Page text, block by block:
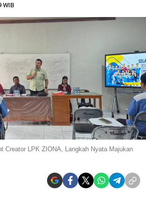
WIB
Creator LPK ZIONA, Langkah Nyata Majukan